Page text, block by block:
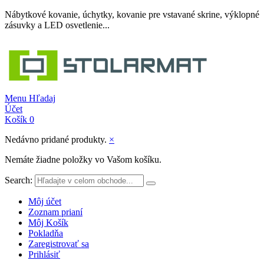
Nábytkové kovanie, úchytky, kovanie pre vstavané skrine, výklopné
zásuvky a LED osvetlenie...
Menu Hľadaj
Účet
Košík 0
Nedávno pridané produkty. ×
Nemáte žiadne položky vo Vašom košíku.
Search:
Môj účet
Zoznam prianí
Môj Košík
Pokladňa
Zaregistrovať sa
Prihlásiť